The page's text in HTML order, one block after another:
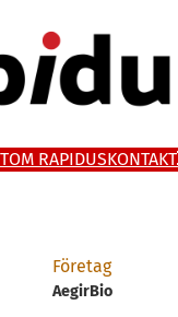
OM RAPIDUSKONTAKT
Företag
AegirBio